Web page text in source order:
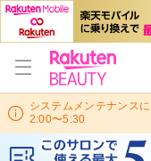
システムメンテナンス
2:00〜5:30